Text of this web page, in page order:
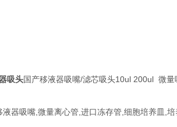
吸头国产移液器吸嘴/滤芯吸头10ul 200ul 微
器吸嘴,微量离心管,进口冻存管,细胞培养皿,